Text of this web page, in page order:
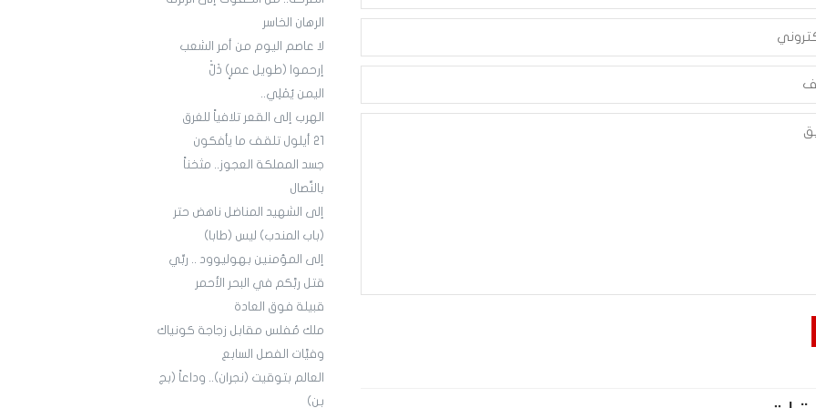
الرهان الخاسر
لا عاصم اليوم من أمر الشعب
إرحموا (طويل عمرٍ) ذَلّْ
اليمن يُمْلِي..
الهرب إلى القعر تلافياً للغرق
21 أيلول تلقف ما يأفكون
جسد المملكة العجوز.. مثخناً
بالنِّصال
إلى الشهيد المناضل ناهض حتر
(باب المندب) ليس (طابا)
إلى المؤمنين بهوليوود .. ربِّي
قتل ربَّكم في البحر الأحمر
قبيلة فوق العادة
ملك مُفلس مقابل زجاجة كونياك
وفيَّات الفصل السابع
العالم بتوقيت (نجران).. وداعاً (بج
بن)